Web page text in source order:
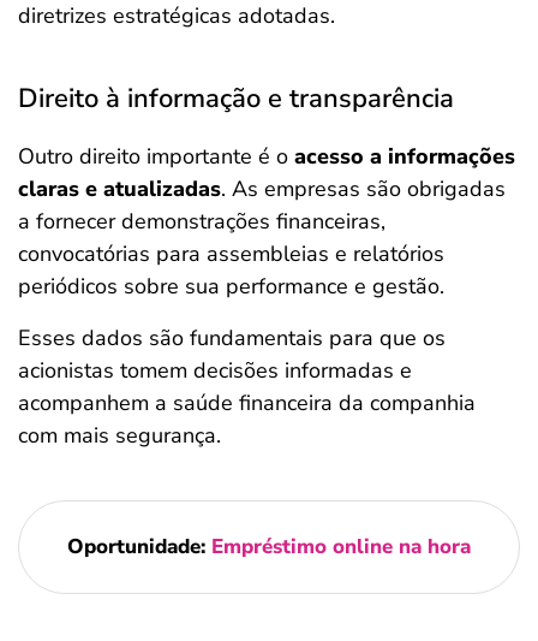
diretrizes estratégicas adotadas.
Direito à informação e transparência
Outro direito importante é o acesso a informações
claras e atualizadas. As empresas são obrigadas
a fornecer demonstrações financeiras,
convocatórias para assembleias e relatórios
periódicos sobre sua performance e gestão.
Esses dados são fundamentais para que os
acionistas tomem decisões informadas e
acompanhem a saúde financeira da companhia
com mais segurança.
Oportunidade: Empréstimo online na hora